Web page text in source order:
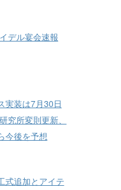
デル宴会速報
実装は7月30日
究所変則更新、
今後を予想
式追加とアイテ